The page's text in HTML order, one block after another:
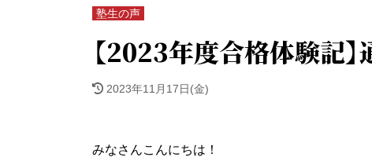
塾生の声
【2023年度合格体験記
2023年11月17日(金)
みなさんこんにちは！